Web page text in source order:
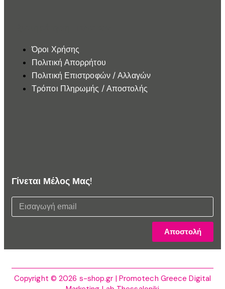
Όροι Χρήσης
Πολιτική Απορρήτου
Πολιτική Επιστροφών / Αλλαγών
Τρόποι Πληρωμής / Αποστολής
Γίνεται Μέλος Μας!
Αποστολή
Copyright © 2026 s-shop.gr | Promotech Greece Digital